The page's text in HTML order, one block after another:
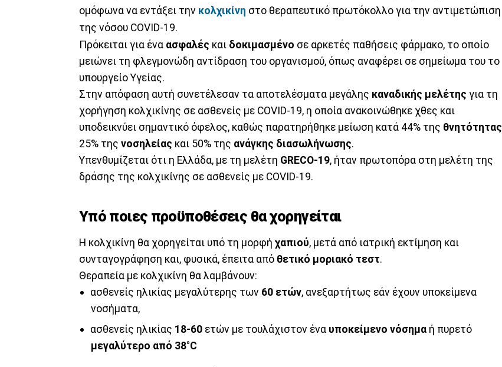
ομόφωνα να εντάξει την κολχικίνη στο θεραπευτικό πρωτόκολλο για την αντιμετώπιση
της νόσου COVID-19.
Πρόκειται για ένα ασφαλές και δοκιμασμένο σε αρκετές παθήσεις φάρμακο, το οποίο
μειώνει τη φλεγμονώδη αντίδραση του οργανισμού, όπως αναφέρει σε σημείωμα του το
υπουργείο Υγείας.
Στην απόφαση αυτή συνετέλεσαν τα αποτελέσματα μεγάλης καναδικής μελέτης για τη
χορήγηση κολχικίνης σε ασθενείς με COVID-19, η οποία ανακοινώθηκε χθες και
υποδεικνύει σημαντικό όφελος, καθώς παρατηρήθηκε μείωση κατά 44% της θνητότητας
25% της νοσηλείας και 50% της ανάγκης διασωλήνωσης.
Υπενθυμίζεται ότι η Ελλάδα, με τη μελέτη GRECO-19, ήταν πρωτοπόρα στη μελέτη της
δράσης της κολχικίνης σε ασθενείς με COVID-19.
Υπό ποιες προϋποθέσεις θα χορηγείται
Η κολχικίνη θα χορηγείται υπό τη μορφή χαπιού, μετά από ιατρική εκτίμηση και
συνταγογράφηση και, φυσικά, έπειτα από θετικό μοριακό τεστ.
Θεραπεία με κολχικίνη θα λαμβάνουν:
ασθενείς ηλικίας μεγαλύτερης των 60 ετών, ανεξαρτήτως εάν έχουν υποκείμενα
νοσήματα,
ασθενείς ηλικίας 18-60ετών με τουλάχιστον ένα υποκείμενο νόσημαή πυρετό
μεγαλύτερο από 38°C